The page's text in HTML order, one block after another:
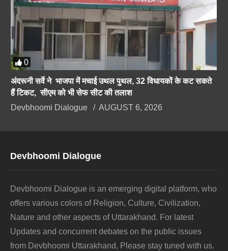
0
अंदरूनी सर्वे ने भाजपा में मचाई उथल पुथल, 32 विधायकों के कट सकते
हैं टिकट, सीएम को भी सेफ सीट की तलाश
Devbhoomi Dialogue
AUGUST 6, 2026
Devbhoomi Dialogue
Devbhoomi Dialogue is an emerging digital platform, who
offers various colors of Religion, Culture, Civilization,
Nature and other aspects of Uttarakhand. For latest
Updates and concurrent debates on the public issues
from Devbhoomi Uttarakhand, Please stay tuned with us.